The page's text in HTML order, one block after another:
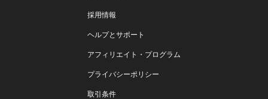
採用情報
ヘルプとサポート
アフィリエイト・プログラム
プライバシーポリシー
取引条件